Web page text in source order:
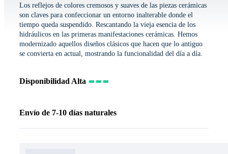
Los reflejos de colores cremosos y suaves de las piezas cerámicas
son claves para confeccionar un entorno inalterable donde el
tiempo queda suspendido. Rescantando la vieja esencia de los
hidráulicos en las primeras manifestaciones cerámicas. Hemos
modernizado aquellos diseños clásicos que hacen que lo antiguo
se convierta en actual, mostrando la funcionalidad del día a día.
Disponibilidad Alta
Envío de 7-10 días naturales